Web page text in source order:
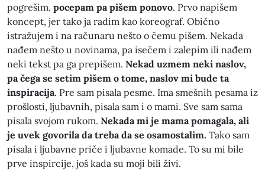
pogrešim, pocepam pa pišem ponovo. Prvo napišem
koncept, jer tako ja radim kao koreograf. Obično
istražujem i na računaru nešto o čemu pišem. Nekada
nađem nešto u novinama, pa isečem i zalepim ili nađem
neki tekst pa ga prepišem. Nekad uzmem neki naslov,
pa čega se setim pišem o tome, naslov mi bude ta
inspiracija. Pre sam pisala pesme. Ima smešnih pesama iz
prošlosti, ljubavnih, pisala sam i o mami. Sve sam sama
pisala svojom rukom. Nekada mi je mama pomagala, ali
je uvek govorila da treba da se osamostalim. Tako sam
pisala i ljubavne priče i ljubavne komade. To su mi bile
prve inspircije, još kada su moji bili živi.